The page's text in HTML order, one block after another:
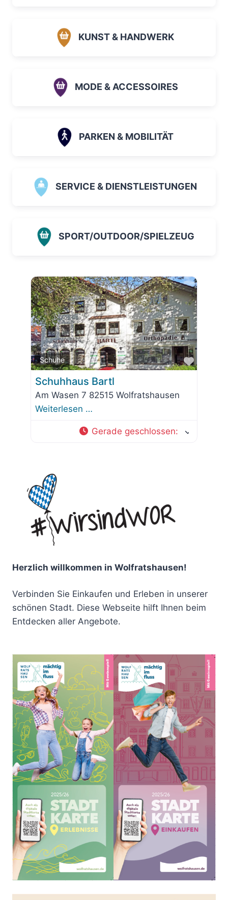
KUNST & HANDWERK
MODE & ACCESSOIRES
PARKEN & MOBILITÄT
SERVICE & DIENSTLEISTUNGEN
SPORT/OUTDOOR/SPIELZEUG
Schuhe
Favorit
Schuhhaus Bartl
Am Wasen 7 82515 Wolfratshausen
Weiterlesen …
Gerade geschlossen:
Herzlich willkommen in Wolfratshausen!
Verbinden Sie Einkaufen und Erleben in unserer
schönen Stadt. Diese Webseite hilft Ihnen beim
Entdecken aller Angebote.